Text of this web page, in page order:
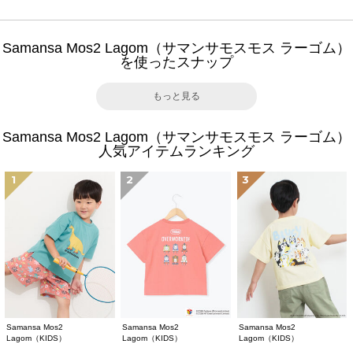
Samansa Mos2 Lagom（サマンサモスモス ラーゴム）
を使ったスナップ
もっと見る
Samansa Mos2 Lagom（サマンサモスモス ラーゴム）
人気アイテムランキング
1
Samansa Mos2
Lagom（KIDS）
2
Samansa Mos2
Lagom（KIDS）
3
Samansa Mos2
Lagom（KIDS）